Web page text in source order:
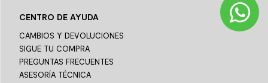
CENTRO DE AYUDA
CAMBIOS Y DEVOLUCIONES
SIGUE TU COMPRA
PREGUNTAS FRECUENTES
ASESORÍA TÉCNICA